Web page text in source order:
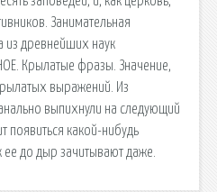
Занимательная
из древнейших наук
Крылатые фразы. Значение,
выражений. Из
выпихнули на следующий
появиться какой-нибудь
ее до дыр зачитывают даже.